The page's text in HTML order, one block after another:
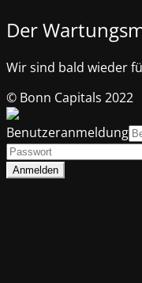
Der
Wir sind bald wieder
© Bonn Capitals 2022
Benutzeranmeldung